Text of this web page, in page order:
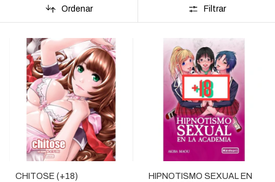
Ordenar Filtrar
CHITOSE (+18)
HIPNOTISMO SEXUAL EN